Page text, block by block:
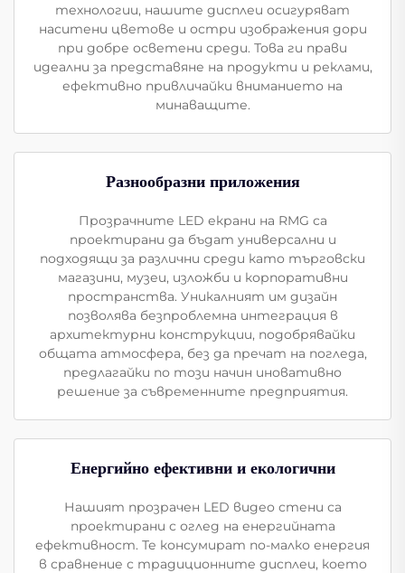
технологии, нашите дисплеи осигуряват
наситени цветове и остри изображения дори
при добре осветени среди. Това ги прави
идеални за представяне на продукти и реклами,
ефективно привличайки вниманието на
минаващите.
Разнообразни приложения
Прозрачните LED екрани на RMG са
проектирани да бъдат универсални и
подходящи за различни среди като търговски
магазини, музеи, изложби и корпоративни
пространства. Уникалният им дизайн
позволява безпроблемна интеграция в
архитектурни конструкции, подобрявайки
общата атмосфера, без да пречат на погледа,
предлагайки по този начин иновативно
решение за съвременните предприятия.
Енергийно ефективни и екологични
Нашият прозрачен LED видео стени са
проектирани с оглед на енергийната
ефективност. Те консумират по-малко енергия
в сравнение с традиционните дисплеи, което